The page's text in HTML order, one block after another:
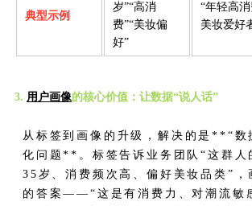
典型示例
岁”“高消
费”“美妆偏
好”
“年轻高
美妆爱好
3. 用户画像的核心价值：让数据“说人话”
从标签到画像的升级，解决的是**“
化问题**。标签告诉业务团队“这群
35岁、消费频次高、偏好美妆品类”，
的答案——“这是有消费力、对潮流敏